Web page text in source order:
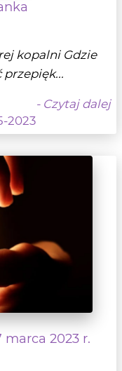
kopalni Gdzie
- Czytaj dalej
2023
marca 2023 r.